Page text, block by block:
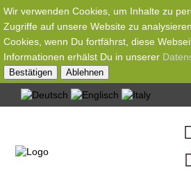
Wir verwenden Cookies, um Inhalte zu
Zugriffe auf unsere Website zu
Cookies, wenn Du fortfährst, diese
Informationen erhälst Du in unserer
Bestätigen Ablehnen